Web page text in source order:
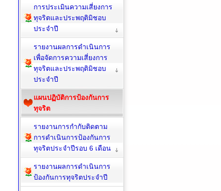
การประเมินความเสี่ยงการ
ทุจริตและประพฤติมิชอบ
ประจำปี
รายงานผลการดำเนินการ
เพื่อจัดการความเสี่ยงการ
ทุจริตและประพฤติมิชอบ
ประจำปี
แผนปฏิบัติการป้องกันการ
ทุจริต
รายงานการกำกับติดตาม
การดำเนินการป้องกันการ
ทุจริตประจำปีรอบ 6 เดือน
รายงานผลการดำเนินการ
ป้องกันการทุจริตประจำปี